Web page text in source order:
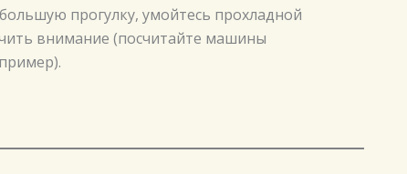
прогулку, умойтесь прохладной
внимание (посчитайте машины